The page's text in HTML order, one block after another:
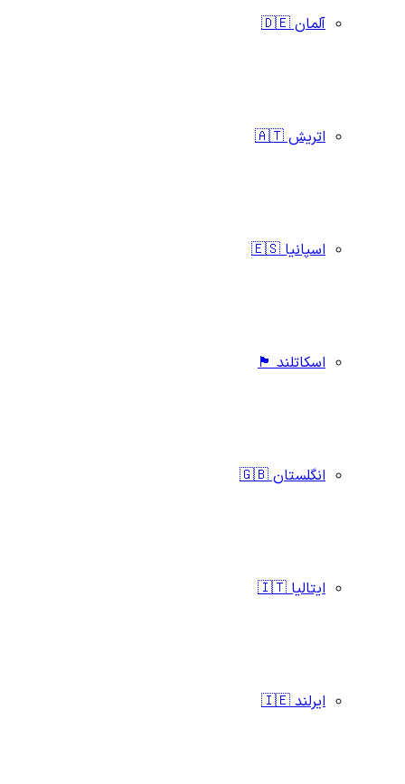
آلمان 🇩🇪
اتریش 🇦🇹
اسپانیا 🇪🇸
اسکاتلند 🏴󠁧󠁢󠁳󠁣󠁴󠁿
انگلستان 🇬🇧
ایتالیا 🇮🇹
ایرلند 🇮🇪